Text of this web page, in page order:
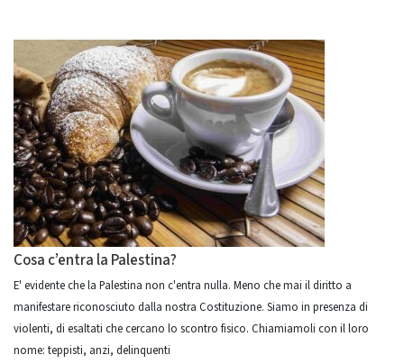
Cosa c’entra la Palestina?
E' evidente che la Palestina non c'entra nulla. Meno che mai il diritto a
manifestare riconosciuto dalla nostra Costituzione. Siamo in presenza di
violenti, di esaltati che cercano lo scontro fisico. Chiamiamoli con il loro
nome: teppisti, anzi, delinquenti